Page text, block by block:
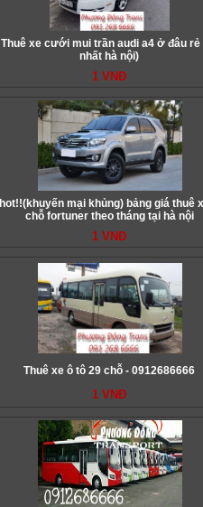
Thuê xe cưới mui trần audi a4 ở đâu rẻ
nhất hà nội)
1 VNĐ
hot!!(khuyến mại khủng) bảng giá thuê
chỗ fortuner theo tháng tại hà nội
1 VNĐ
Thuê xe ô tô 29 chỗ - 0912686666
1 VNĐ